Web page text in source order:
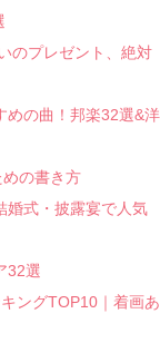
のプレゼント、絶対
めの曲！邦楽32選&洋
の書き方
婚式・披露宴で人気
32選
ングTOP10｜着画あ